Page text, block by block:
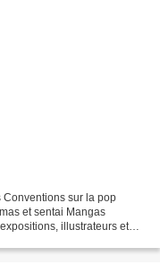
sur la pop
et sentai Mangas
illustrateurs et